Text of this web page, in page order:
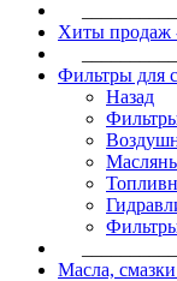
Хиты продаж -
Фильтры для
Назад
Масла,